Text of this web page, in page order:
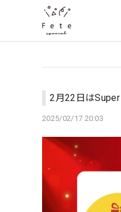
2月22日は
2025/02/17 20:03